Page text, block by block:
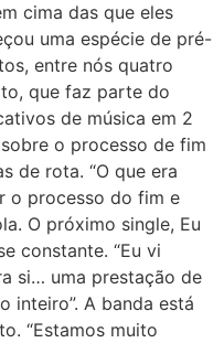
cima das que eles
uma espécie de pré-
entre nós quatro
que faz parte do
de música em 2
o processo de fim
de rota. “O que era
o processo do fim e
O próximo single, Eu
constante. “Eu vi
si… uma prestação de
inteiro”. A banda está
“Estamos muito